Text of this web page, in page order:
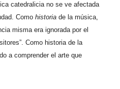
catedralicia no se ve afectada
Como historia de la música,
misma era ignorada por el
Como historia de la
a comprender el arte que